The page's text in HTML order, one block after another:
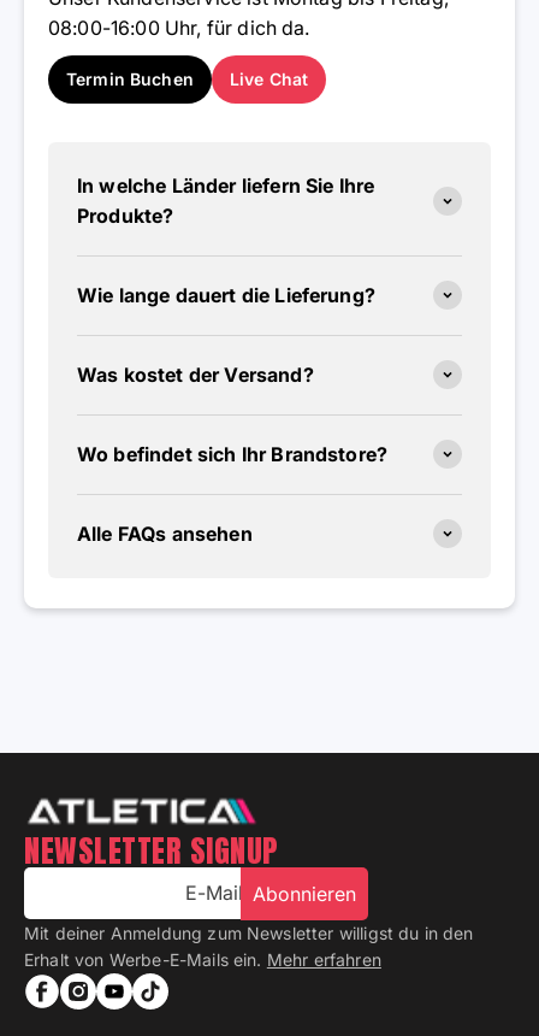
08:00-16:00 Uhr, für dich da.
Termin Buchen Live Chat
In welche Länder liefern Sie Ihre
Produkte?
Wie lange dauert die Lieferung?
Was kostet der Versand?
Wo befindet sich Ihr Brandstore?
Alle FAQs ansehen
NEWSLETTER SIGNUP
E-Mail Abonnieren
Mit deiner Anmeldung zum Newsletter willigst du in den
Erhalt von Werbe-E-Mails ein. Mehr erfahren